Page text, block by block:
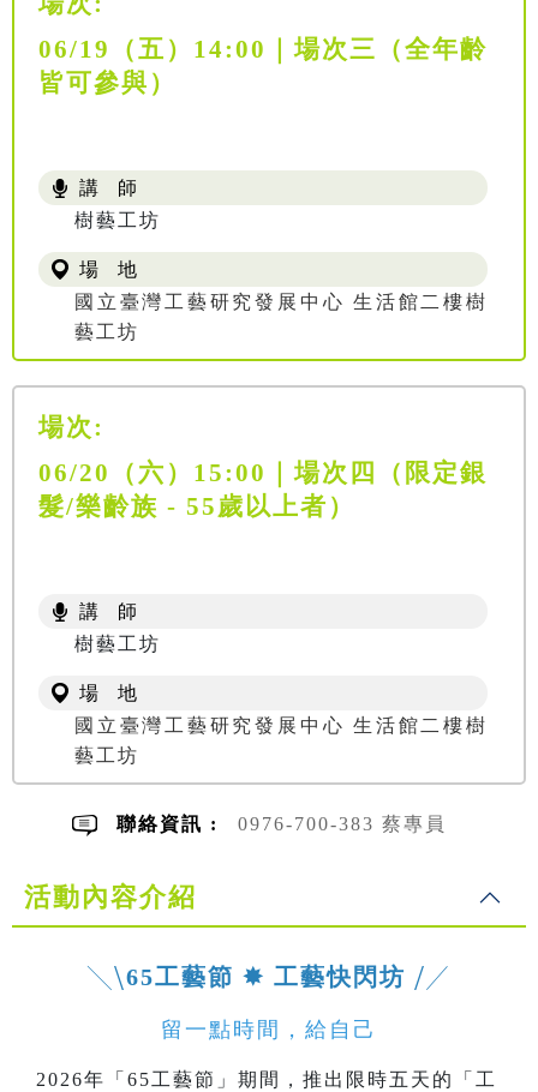
06/19（五）14:00｜場次三（全年齡
皆可參與）
講 師
樹藝工坊
場 地
國立臺灣工藝研究發展中心 生活館二樓樹
藝工坊
場次:
06/20（六）15:00｜場次四（限定銀
髮/樂齡族 - 55歲以上者）
講 師
樹藝工坊
場 地
國立臺灣工藝研究發展中心 生活館二樓樹
藝工坊
聯絡資訊 : 0976-700-383 蔡專員
活動內容介紹
╲⧹65工藝節 ✸ 工藝快閃坊 ⧸╱
留一點時間，給自己
2026年「65工藝節」期間，推出限時五天的「工